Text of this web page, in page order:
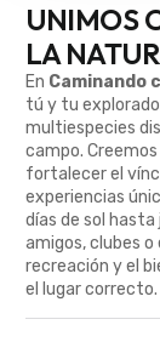
UNIMOS
LA
En Caminando
tú y tu
multiespecies
campo.
fortalecer el
experiencias
días de sol
amigos, clubes o
recreación y el
el lugar correcto.